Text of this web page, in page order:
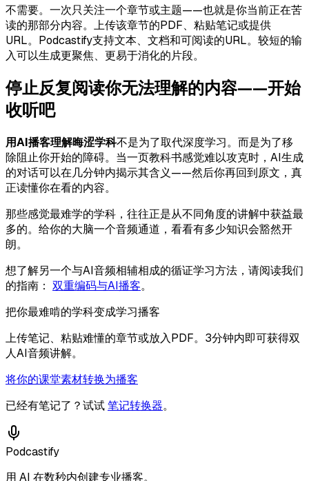
不需要。一次只关注一个章节或主题——也就是你当前正在苦
读的那部分内容。上传该章节的PDF、粘贴笔记或提供
URL。Podcastify支持文本、文档和可阅读的URL。较短的输
入可以生成更聚焦、更易于消化的片段。
停止反复阅读你无法理解的内容——开始
收听吧
用AI播客理解晦涩学科不是为了取代深度学习。而是为了移
除阻止你开始的障碍。当一页教科书感觉难以攻克时，AI生成
的对话可以在几分钟内揭示其含义——然后你再回到原文，真
正读懂你在看的内容。
那些感觉最难学的学科，往往正是从不同角度的讲解中获益最
多的。给你的大脑一个音频通道，看看有多少知识会豁然开
朗。
想了解另一个与AI音频相辅相成的循证学习方法，请阅读我们
的指南： 双重编码与AI播客。
把你最难啃的学科变成学习播客
上传笔记、粘贴难懂的章节或放入PDF。3分钟内即可获得双
人AI音频讲解。
将你的课堂素材转换为播客
已经有笔记了？试试笔记转换器。
Podcastify
用 AI 在数秒内创建专业播客。